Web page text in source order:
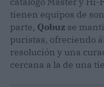
tienen equipos de
parte, Qobuz se
puristas, ofreciendo
resolución y una
cercana a la de una